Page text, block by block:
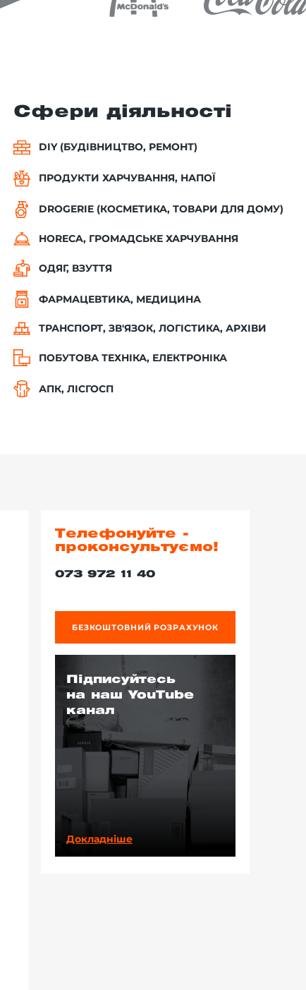
Сфери діяльності
DIY (БУДІВНИЦТВО, РЕМОНТ)
ПРОДУКТИ ХАРЧУВАННЯ, НАПОЇ
DROGERIE (КОСМЕТИКА, ТОВАРИ ДЛЯ ДОМУ)
HORECA, ГРОМАДСЬКЕ ХАРЧУВАННЯ
ОДЯГ, ВЗУТТЯ
ФАРМАЦЕВТИКА, МЕДИЦИНА
ТРАНСПОРТ, ЗВ'ЯЗОК, ЛОГІСТИКА, АРХІВИ
ПОБУТОВА ТЕХНІКА, ЕЛЕКТРОНІКА
АПК, ЛІСГОСП
Телефонуйте -
проконсультуємо!
073 972 11 40
БЕЗКОШТОВНИЙ РОЗРАХУНОК
Підписуйтесь
на наш YouTube
канал
Докладніше